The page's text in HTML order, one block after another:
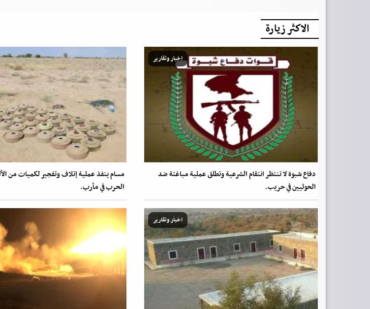
الاكثر زيارة
اخبار وتقارير
دفاع شبوة لا تنتظر انتقام الشرعية وتطلق عملية مباغتة ضد
الحوثيين في حريب.
مسام ينفذ عملية إتلاف وتفجير لكميات من
الحرب في مأرب.
اخبار وتقارير